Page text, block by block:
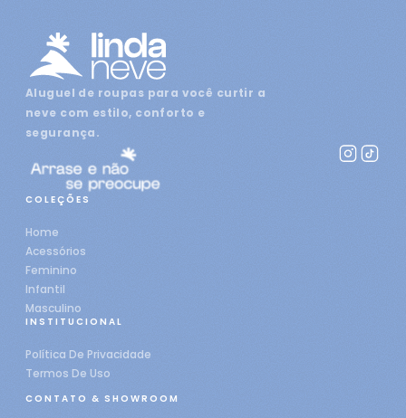
Aluguel de roupas para você curtir a
neve com estilo, conforto e
segurança.
COLEÇÕES
Home
Acessórios
Feminino
Infantil
Masculino
INSTITUCIONAL
Política De Privacidade
Termos De Uso
CONTATO & SHOWROOM